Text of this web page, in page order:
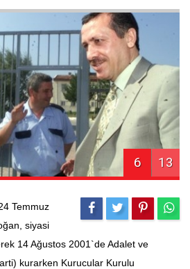
6 13
Temmuz
siyasi
14 Ağustos 2001`de Adalet ve
kurarken Kurucular Kurulu